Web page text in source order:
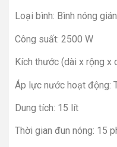
Loại bình: Bình nóng
Công suất: 2500 W
Kích thước (dài x rộng x
Áp lực nước hoạt động:
Dung tích: 15 lít
Thời gian đun nóng: 15